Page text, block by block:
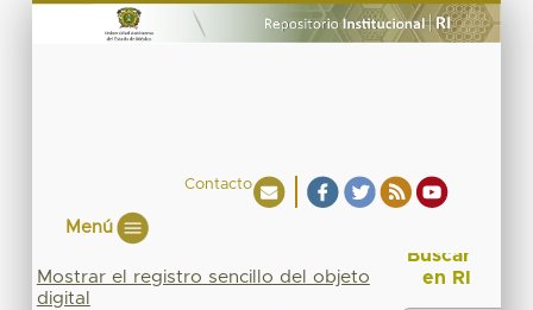
Contacto
Menú
Mostrar el registro sencillo del objeto
digital
Buscar
en RI